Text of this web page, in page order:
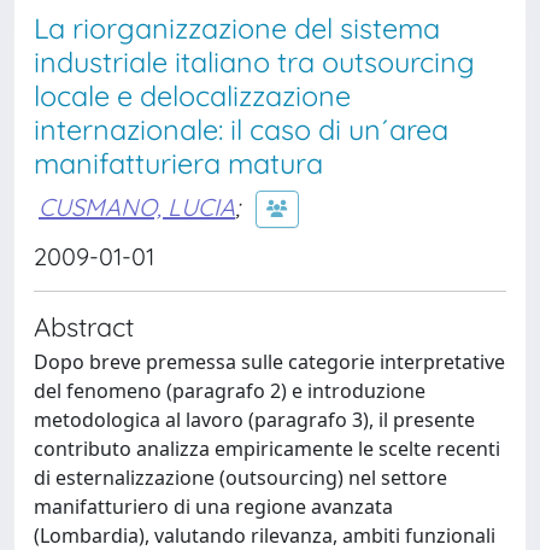
La riorganizzazione del sistema
industriale italiano tra outsourcing
locale e delocalizzazione
internazionale: il caso di un´area
manifatturiera matura
CUSMANO, LUCIA;
2009-01-01
Abstract
Dopo breve premessa sulle categorie interpretative
del fenomeno (paragrafo 2) e introduzione
metodologica al lavoro (paragrafo 3), il presente
contributo analizza empiricamente le scelte recenti
di esternalizzazione (outsourcing) nel settore
manifatturiero di una regione avanzata
(Lombardia), valutando rilevanza, ambiti funzionali